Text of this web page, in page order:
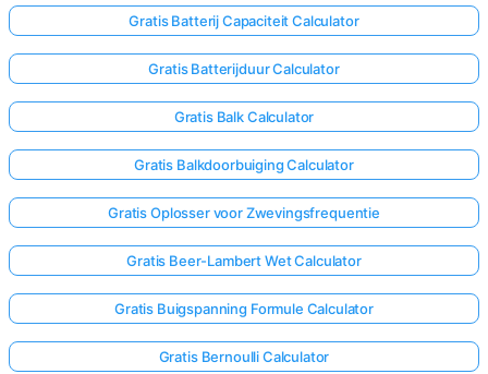
Gratis Batterij Capaciteit Calculator
Gratis Batterijduur Calculator
Gratis Balk Calculator
Gratis Balkdoorbuiging Calculator
Gratis Oplosser voor Zwevingsfrequentie
Gratis Beer-Lambert Wet Calculator
Gratis Buigspanning Formule Calculator
Gratis Bernoulli Calculator